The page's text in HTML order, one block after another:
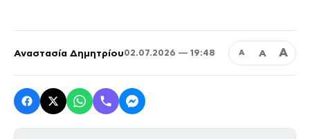
Αναστασία Δημητρίου02.07.2026 — 19:48 Α Α Α